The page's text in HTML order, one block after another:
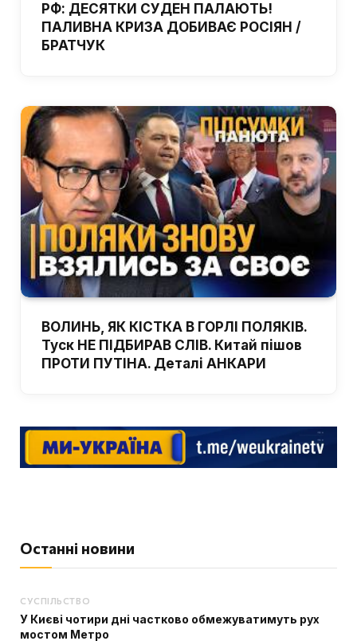
РФ: ДЕСЯТКИ СУДЕН ПАЛАЮТЬ!
ПАЛИВНА КРИЗА ДОБИВАЄ РОСІЯН /
БРАТЧУК
ВОЛИНЬ, ЯК КІСТКА В ГОРЛІ ПОЛЯКІВ.
Туск НЕ ПІДБИРАВ СЛІВ. Китай пішов
ПРОТИ ПУТІНА. Деталі АНКАРИ
Останні новини
СУСПІЛЬСТВО
У Києві чотири дні частково обмежуватимуть рух
мостом Метро